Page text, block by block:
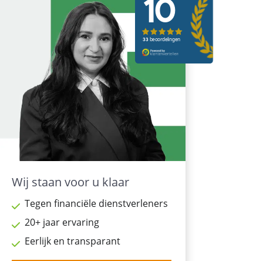
Wij staan voor u klaar
Tegen financiële dienstverleners
20+ jaar ervaring
Eerlijk en transparant